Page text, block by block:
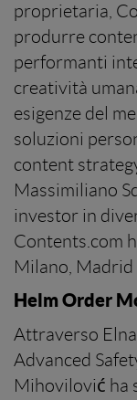
proprietaria,
produrre
performanti
creatività
esigenze del
soluzioni
content
Massimiliano
investor in
Contents.com
Milano, Madrid
Helm Order
Attraverso
Advanced
Mihovilović ha